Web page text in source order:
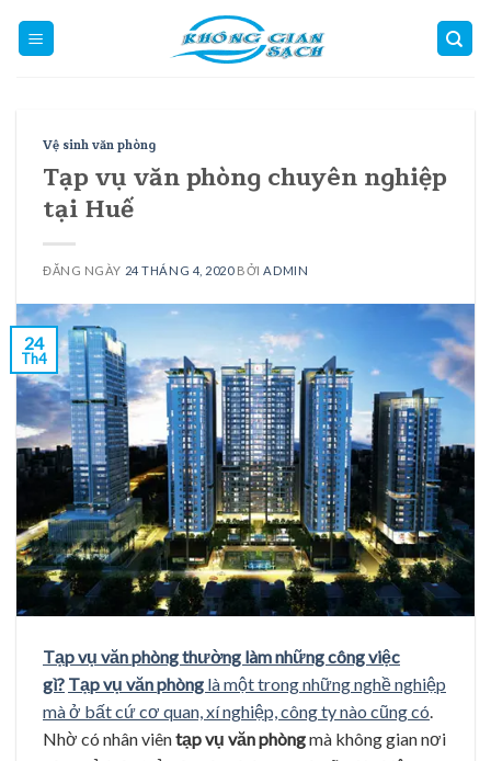
Vệ sinh văn phòng
Tạp vụ văn phòng chuyên nghiệp
tại Huế
ĐĂNG NGÀY 24 THÁNG 4, 2020BỞI ADMIN
24
Th4
Tạp vụ văn phòng thường làm những công việc
gì? Tạp vụ văn phòng là một trong những nghề nghiệp
mà ở bất cứ cơ quan, xí nghiệp, công ty nào cũng có
Nhờ có nhân viêntạp vụ văn phòngmà không gian nơi